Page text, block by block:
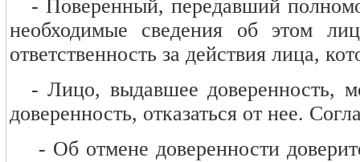
- Поверенный, передавший
необходимые сведения об этом
ответственность за действия лица,
- Лицо, выдавшее доверенность,
доверенность, отказаться от нее.
- Об отмене доверенности